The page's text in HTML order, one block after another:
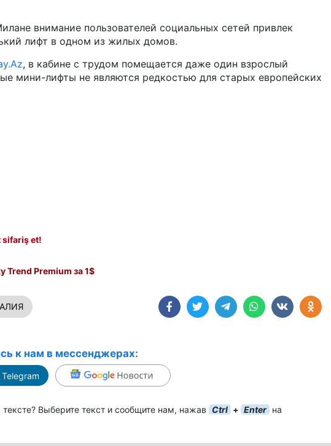
внимание пользователей социальных сетей привлек
лифт в одном из жилых домов.
, в кабине с трудом помещается даже один взрослый
мини-лифты не являются редкостью для старых европейских
sifariş et!
Trend Premium за 1$
к нам в мессенджерах:
Выберите текст и сообщите нам, нажав Ctrl + Enter на